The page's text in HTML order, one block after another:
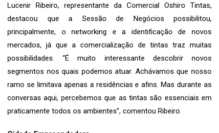
Lucenir Ribeiro, representante da Comercial Oshiro Tintas,
destacou que a Sessão de Negócios possibilitou,
principalmente, o networking e a identificação de novos
mercados, já que a comercialização de tintas traz muitas
possibilidades. “É muito interessante descobrir novos
segmentos nos quais podemos atuar. Achávamos que nosso
ramo se limitava apenas a residências e afins. Mas durante as
conversas aqui, percebemos que as tintas são essenciais em
praticamente todos os ambientes”, comentou Ribeiro.